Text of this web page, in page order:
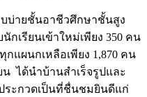
บ่ายชั้นอาชีวศึกษาชั้นสูง
กเรียนเข้าใหม่เพียง 350 คน
แผนกเหลือเพียง 1,870 คน
ได้นำบ้านสำเร็จรูปและ
ระกวดเป็นที่ชื่นชมยินดีแก่